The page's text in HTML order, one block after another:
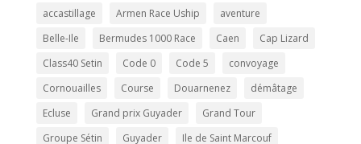
accastillage Armen Race Uship
aventure
Belle-Ile
Bermudes 1000 Race Caen
Cap Lizard
Class40 Setin
Code 0 Code 5
convoyage
Cornouailles
Course Douarnenez
démâtage
Ecluse
Grand prix Guyader
Grand Tour
Groupe Sétin
Guyader
Ile de Saint Marcouf